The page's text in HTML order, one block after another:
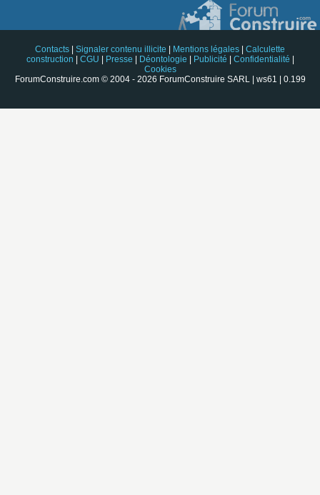
Contacts Signaler contenu illicite Mentions légales
Calculette
construction
CGU Presse Déontologie Publicité Confidentialité
Cookies
ForumConstruire.com © 2004 - 2026 ForumConstruire SARL | ws61 | 0.199